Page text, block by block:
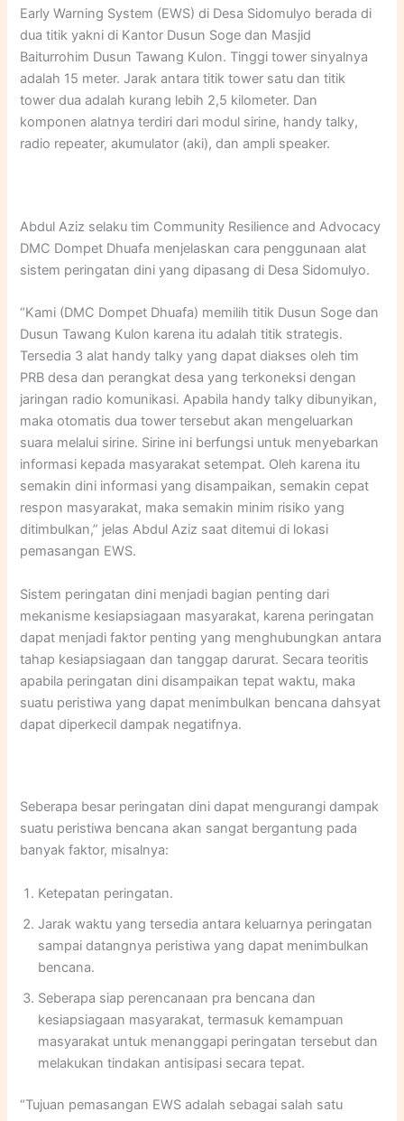
Early Warning System (EWS) di Desa Sidomulyo berada di
dua titik yakni di Kantor Dusun Soge dan Masjid
Baiturrohim Dusun Tawang Kulon. Tinggi tower sinyalnya
adalah 15 meter. Jarak antara titik tower satu dan titik
tower dua adalah kurang lebih 2,5 kilometer. Dan
komponen alatnya terdiri dari modul sirine, handy talky,
radio repeater, akumulator (aki), dan ampli speaker.
Abdul Aziz selaku tim Community Resilience and Advocacy
DMC Dompet Dhuafa menjelaskan cara penggunaan alat
sistem peringatan dini yang dipasang di Desa Sidomulyo.
“Kami (DMC Dompet Dhuafa) memilih titik Dusun Soge dan
Dusun Tawang Kulon karena itu adalah titik strategis.
Tersedia 3 alat handy talky yang dapat diakses oleh tim
PRB desa dan perangkat desa yang terkoneksi dengan
jaringan radio komunikasi. Apabila handy talky dibunyikan,
maka otomatis dua tower tersebut akan mengeluarkan
suara melalui sirine. Sirine ini berfungsi untuk menyebarkan
informasi kepada masyarakat setempat. Oleh karena itu
semakin dini informasi yang disampaikan, semakin cepat
respon masyarakat, maka semakin minim risiko yang
ditimbulkan,” jelas Abdul Aziz saat ditemui di lokasi
pemasangan EWS.
Sistem peringatan dini menjadi bagian penting dari
mekanisme kesiapsiagaan masyarakat, karena peringatan
dapat menjadi faktor penting yang menghubungkan antara
tahap kesiapsiagaan dan tanggap darurat. Secara teoritis
apabila peringatan dini disampaikan tepat waktu, maka
suatu peristiwa yang dapat menimbulkan bencana dahsyat
dapat diperkecil dampak negatifnya.
Seberapa besar peringatan dini dapat mengurangi dampak
suatu peristiwa bencana akan sangat bergantung pada
banyak faktor, misalnya:
Ketepatan peringatan.
Jarak waktu yang tersedia antara keluarnya peringatan
sampai datangnya peristiwa yang dapat menimbulkan
bencana.
Seberapa siap perencanaan pra bencana dan
kesiapsiagaan masyarakat, termasuk kemampuan
masyarakat untuk menanggapi peringatan tersebut dan
melakukan tindakan antisipasi secara tepat.
“Tujuan pemasangan EWS adalah sebagai salah satu